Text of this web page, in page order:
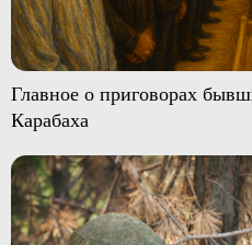
Главное о приговорах
Карабаха